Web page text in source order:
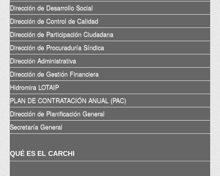
Dirección de Desarrollo Social
Dirección de Control de Calidad
Dirección de Participación Ciudadana
Dirección de Procuraduría Síndica
Dirección Administrativa
Dirección de Gestión Financiera
Hidromira LOTAIP
PLAN DE CONTRATACIÓN ANUAL (PAC)
Dirección de Planificación General
Secretaría General
QUÉ ES EL CARCHI